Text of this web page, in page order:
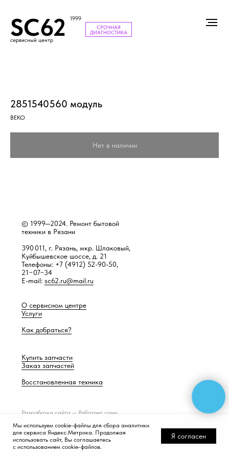
SC62 1999
сервисный центр
СРОЧНАЯ
ДИАГНОСТИКА
2851540560 модуль
BEKO
Нет в наличии
Разработка сайта — Работает само
© 1999—2024. Ремонт бытовой
техники в Рязани
390 011, г. Рязань, мкр. Шлаковый,
Куйбышевское шоссе, д. 21
Телефоны: +7 (4912) 52-90-50,
21−07−34
E-mail: sc62.ru@mail.ru
О сервисном центре
Услуги
Как добраться?
Купить запчасти
Заказ запчастей
Восстановленная техника
Мы используем cookie-файлы для сбора аналитики
для сервиса Яндекс.Метрика. Продолжая
использовать сайт, Вы соглашаетесь
с использованием cookie-файлов.
Я согласен